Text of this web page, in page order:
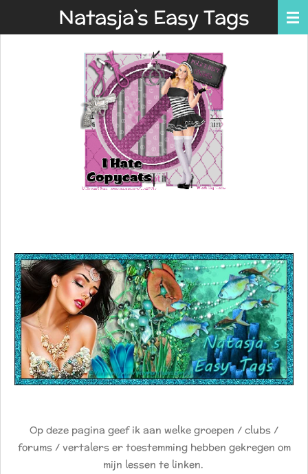
Natasja`s Easy Tags
Op deze pagina geef ik aan welke groepen / clubs /
forums / vertalers er toestemming hebben gekregen om
mijn lessen te linken.